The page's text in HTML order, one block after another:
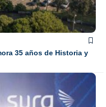
35 años de Historia y